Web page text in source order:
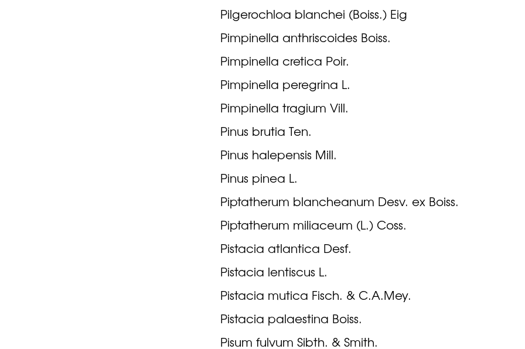
Pilgerochloa blanchei (Boiss.) Eig
Pimpinella anthriscoides Boiss.
Pimpinella cretica Poir.
Pimpinella peregrina L.
Pimpinella tragium Vill.
Pinus brutia Ten.
Pinus halepensis Mill.
Pinus pinea L.
Piptatherum blancheanum Desv. ex Boiss.
Piptatherum miliaceum (L.) Coss.
Pistacia atlantica Desf.
Pistacia lentiscus L.
Pistacia mutica Fisch. & C.A.Mey.
Pistacia palaestina Boiss.
Pisum fulvum Sibth. & Smith.